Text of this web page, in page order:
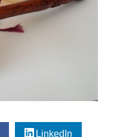
LinkedIn